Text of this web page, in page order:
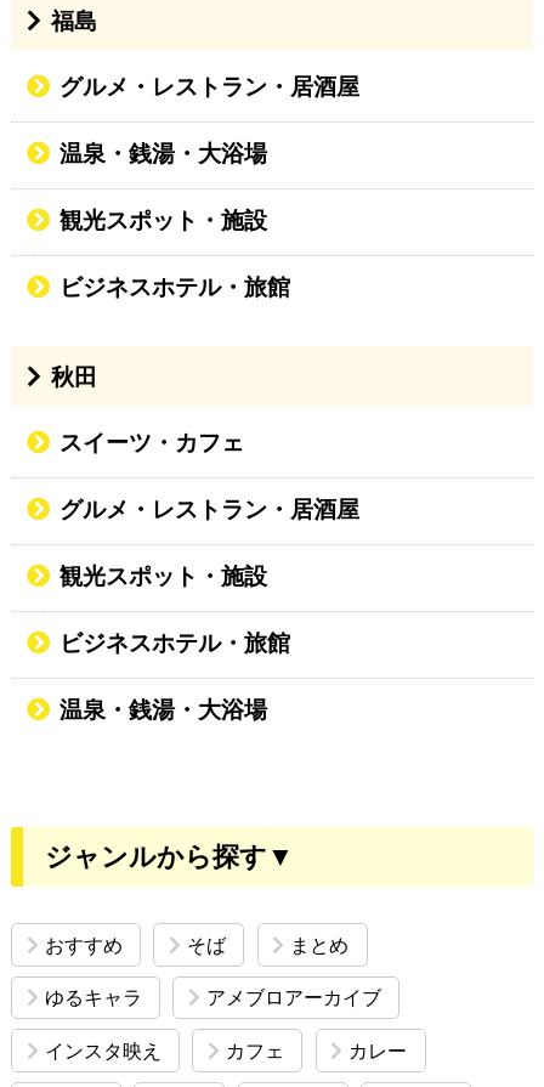
福島
グルメ・レストラン・居酒屋
温泉・銭湯・大浴場
観光スポット・施設
ビジネスホテル・旅館
秋田
スイーツ・カフェ
グルメ・レストラン・居酒屋
観光スポット・施設
ビジネスホテル・旅館
温泉・銭湯・大浴場
ジャンルから探す▼
おすすめ そば
まとめ
ゆるキャラ
アメブロアーカイブ
インスタ映え
カフェ
カレー